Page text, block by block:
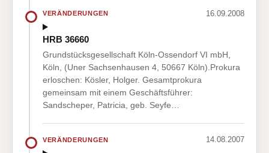
VERÄNDERUNGEN 16.09.2008
HRB 36660
Grundstücksgesellschaft Köln-Ossendorf VI mbH,
Köln, (Uner Sachsenhausen 4, 50667 Köln).Prokura
erloschen: Kösler, Holger. Gesamtprokura
gemeinsam mit einem Geschäftsführer:
Sandscheper, Patricia, geb. Seyfe…
VERÄNDERUNGEN 14.08.2007